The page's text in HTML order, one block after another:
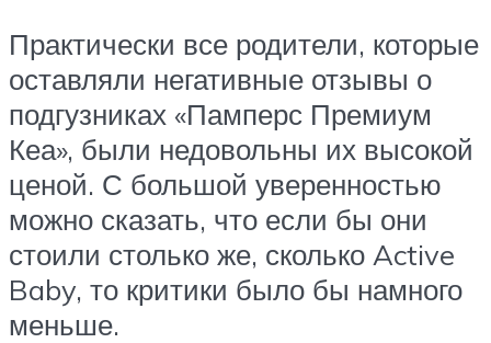
Практически все родители, которые
оставляли негативные отзывы о
подгузниках «Памперс Премиум
Кеа», были недовольны их высокой
ценой. С большой уверенностью
можно сказать, что если бы они
стоили столько же, сколько Active
Baby, то критики было бы намного
меньше.